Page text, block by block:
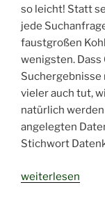
so leicht! Statt
jede
faustgroßen
wenigsten.
Suchergebnisse
vieler auch tut,
natürlich
angelegten
Stichwort
„Bäume
weiterlesen